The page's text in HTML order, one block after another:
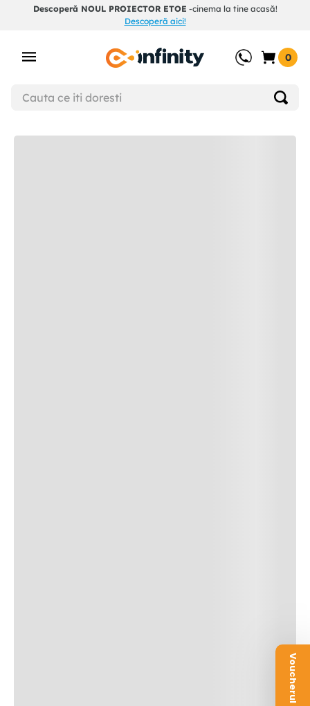
Descoperă NOUL PROIECTOR ETOE -cinema la tine acasă!
Descoperă aici!
0